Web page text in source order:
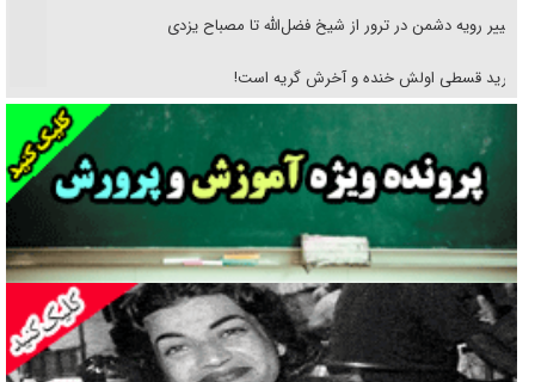
تغییر رویه دشمن در ترور از شیخ فضل‌الله تا مصباح یزدی
خرید قسطی اولش خنده و آخرش گریه است!
فوتبال و آن «بالا»!
راهبرد غافلگیری با نسل جدید پهپاد‌ها
جنجال پزشکان تقلبی در صنعت زیبایی
یهودی‌ها در ادبیات داستانی اروپا؛ از شکسپیر تا دیکنز
گفت‌وگو با خواهر یکی از شهدای جنگ رمضان/ خواهرم فرمانده جهادی و